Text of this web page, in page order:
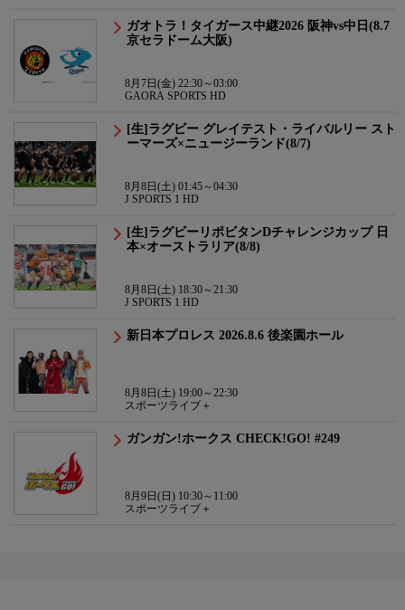
ガオトラ！タイガース中継2026 阪神vs中日(8.7
京セラドーム大阪)
8月7日(金) 22:30～03:00
GAORA SPORTS HD
[生]ラグビー グレイテスト・ライバルリー スト
ーマーズ×ニュージーランド(8/7)
8月8日(土) 01:45～04:30
J SPORTS 1 HD
[生]ラグビーリポビタンDチャレンジカップ 日
本×オーストラリア(8/8)
8月8日(土) 18:30～21:30
J SPORTS 1 HD
新日本プロレス 2026.8.6 後楽園ホール
8月8日(土) 19:00～22:30
スポーツライブ＋
ガンガン!ホークス CHECK!GO! #249
8月9日(日) 10:30～11:00
スポーツライブ＋